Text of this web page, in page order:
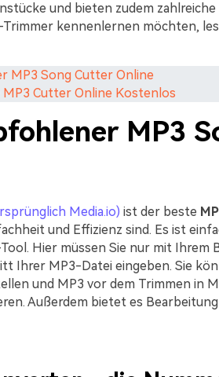
und bieten zudem
kennenlernen möchten,
MP3 Song Cutter Online
MP3 Cutter Online Kostenlos
MP3
Media.io) ist der beste
und Effizienz sind. Es ist
Hier müssen Sie nur mit Ihrem
Ihrer MP3-Datei eingeben. Sie
und MP3 vor dem Trimmen in
Außerdem bietet es